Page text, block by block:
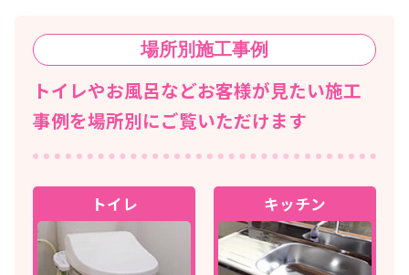
場所別施工事例
トイレやお風呂などお客様が見たい施工
事例を場所別にご覧いただけます
トイレ キッチン